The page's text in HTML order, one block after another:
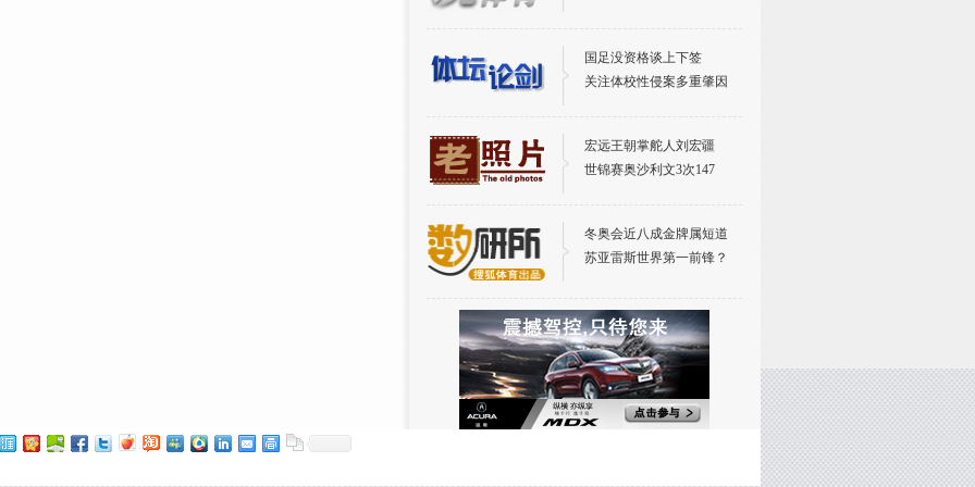
世界杯特刊：假球迷更疯魔
世界杯特刊：90后抢滩世界杯
国足没资格谈上下签
关注体校性侵案多重肇因
宏远王朝掌舵人刘宏疆
世锦赛奥沙利文3次147
冬奥会近八成金牌属短道
苏亚雷斯世界第一前锋？